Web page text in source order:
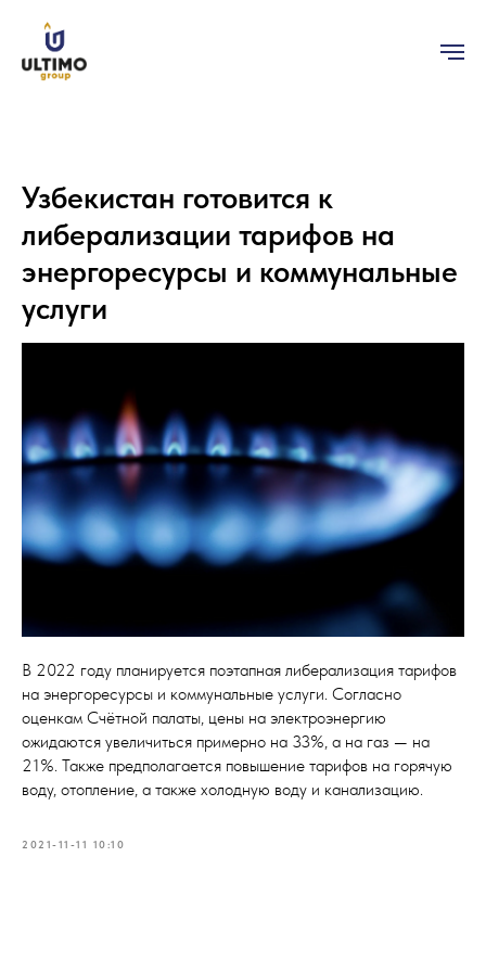
Узбекистан готовится к
либерализации тарифов на
энергоресурсы и коммунальные
услуги
В 2022 году планируется поэтапная либерализация тарифов
на энергоресурсы и коммунальные услуги. Согласно
оценкам Счётной палаты, цены на электроэнергию
ожидаются увеличиться примерно на 33%, а на газ — на
21%. Также предполагается повышение тарифов на горячую
воду, отопление, а также холодную воду и канализацию.
2021-11-11 10:10